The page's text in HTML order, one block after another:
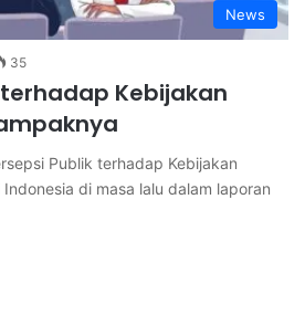
News
35
Kebijakan
Publik terhadap Kebijakan
di masa lalu dalam laporan